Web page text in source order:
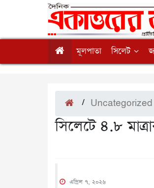
মূলপাতা সিলেট
/ Uncategorized
সিলেটে ৪.৮
এপ্রিল ৭, ২০২৬